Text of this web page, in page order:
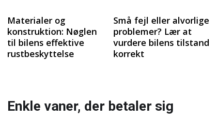
Materialer og
konstruktion: Nøglen
til bilens effektive
rustbeskyttelse
Små fejl eller alvorlige
problemer? Lær at
vurdere bilens tilstand
korrekt
Enkle vaner, der betaler sig